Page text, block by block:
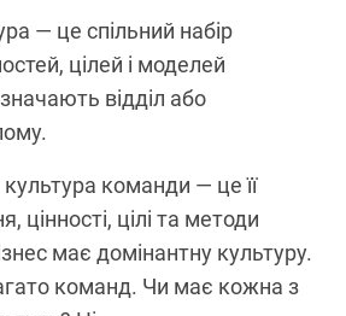
— це спільний набір
цілей і моделей
відділ або
команди — це її
цінності, цілі та методи
має домінантну культуру.
команд. Чи має кожна з